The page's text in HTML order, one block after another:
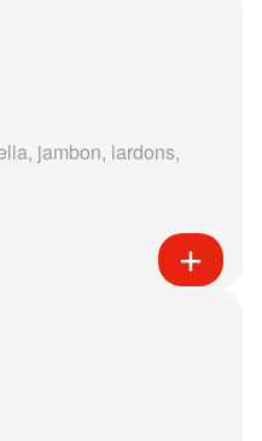
jambon, lardons,